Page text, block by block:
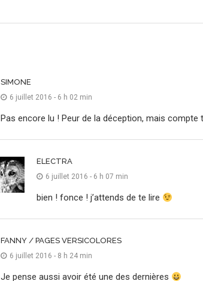
SIMONE
6 juillet 2016 - 6 h 02 min
Pas encore lu ! Peur de la déception, mais
ELECTRA
6 juillet 2016 - 6 h 07 min
bien ! fonce ! j’attends de te lire
FANNY / PAGES VERSICOLORES
6 juillet 2016 - 8 h 24 min
Je pense aussi avoir été une des dernières